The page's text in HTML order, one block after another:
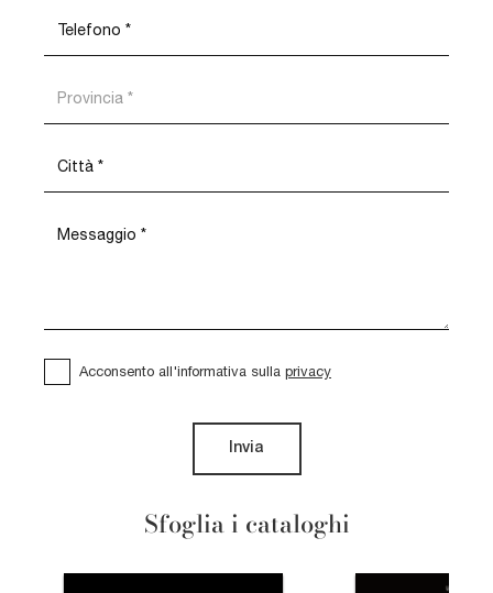
Sfoglia i cataloghi
Acconsento all'informativa sulla privacy
Invia